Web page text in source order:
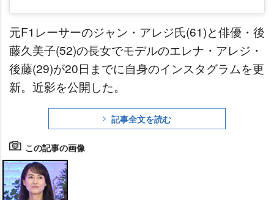
元F1レーサーのジャン・アレジ氏(61)と俳優・後
藤久美子(52)の長女でモデルのエレナ・アレジ・
後藤(29)が20日までに自身のインスタグラムを更
新。近影を公開した。
記事全文を読む
この記事の画像